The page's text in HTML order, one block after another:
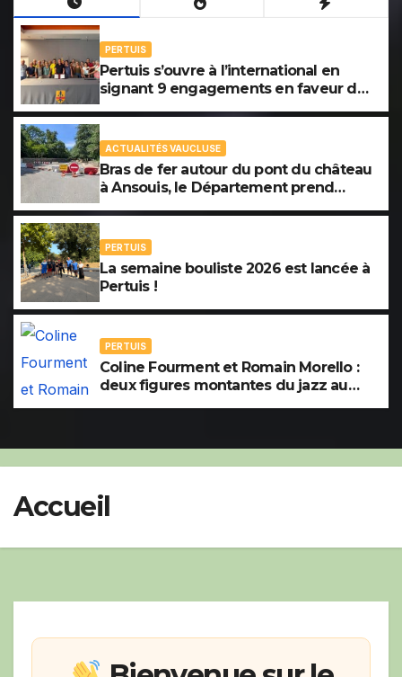
PERTUIS
Pertuis s’ouvre à l’international en
signant 9 engagements en faveur du
ACTUALITÉS VAUCLUSE
Bras de fer autour du pont du château
à Ansouis, le Département prend
PERTUIS
La semaine bouliste 2026 est lancée à
Pertuis !
PERTUIS
Coline Fourment et Romain Morello :
deux figures montantes du jazz au
Accueil